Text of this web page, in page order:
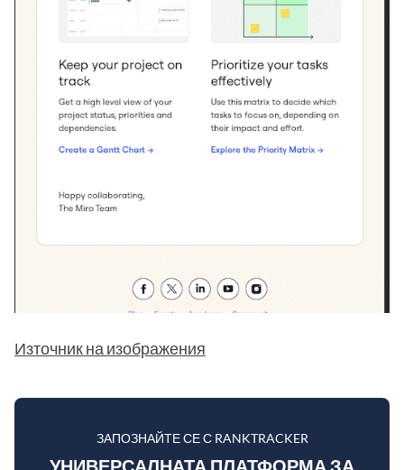
Източник на изображения
ЗАПОЗНАЙТЕ СЕ С RANKTRACKER
УНИВЕРСАЛНАТА ПЛАТФОРМА ЗА